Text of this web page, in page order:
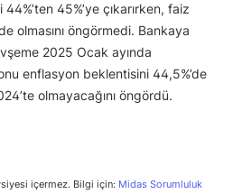
45%’ye çıkarırken, faiz
olmasını öngörmedi. Bankaya
2025 Ocak ayında
enflasyon beklentisini 44,5%’de
olmayacağını öngördü.
içermez. Bilgi için: Midas Sorumluluk